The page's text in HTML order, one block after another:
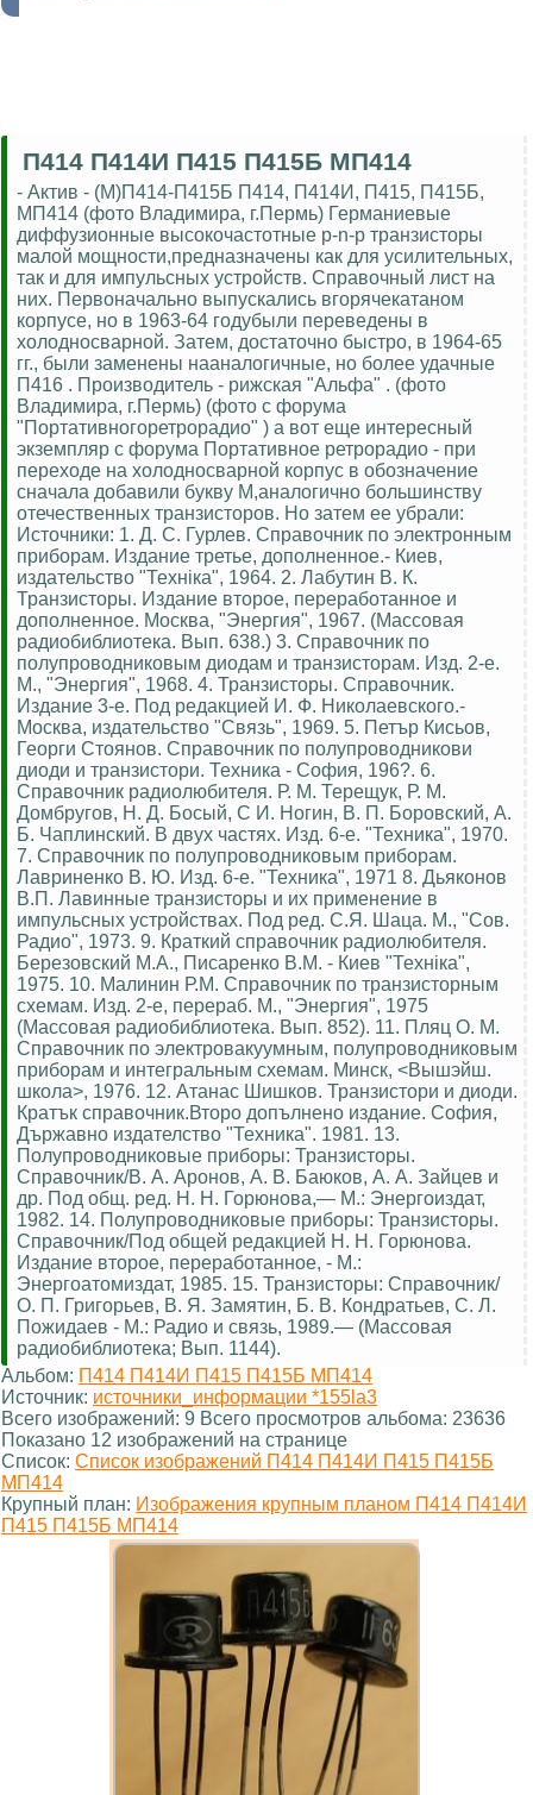
П414 П414И П415 П415Б МП414
- Актив - (М)П414-П415Б П414, П414И, П415, П415Б,
МП414 (фото Владимира, г.Пермь) Германиевые
диффузионные высокочастотные p-n-p транзисторы
малой мощности,предназначены как для усилительных,
так и для импульсных устройств. Справочный лист на
них. Первоначально выпускались вгорячекатаном
корпусе, но в 1963-64 годубыли переведены в
холодносварной. Затем, достаточно быстро, в 1964-65
гг., были заменены нааналогичные, но более удачные
П416 . Производитель - рижская "Альфа" . (фото
Владимира, г.Пермь) (фото с форума
"Портативногоретрорадио" ) а вот еще интересный
экземпляр с форума Портативное ретрорадио - при
переходе на холодносварной корпус в обозначение
сначала добавили букву М,аналогично большинству
отечественных транзисторов. Но затем ее убрали:
Источники: 1. Д. С. Гурлев. Справочник по электронным
приборам. Издание третье, дополненное.- Киев,
издательство "Технiка", 1964. 2. Лабутин В. К.
Транзисторы. Издание второе, переработанное и
дополненное. Москва, "Энергия", 1967. (Массовая
радиобиблиотека. Вып. 638.) 3. Справочник по
полупроводниковым диодам и транзисторам. Изд. 2-е.
М., "Энергия", 1968. 4. Транзисторы. Справочник.
Издание 3-е. Под редакцией И. Ф. Николаевского.-
Москва, издательство "Связь", 1969. 5. Петър Кисьов,
Георги Стоянов. Справочник по полупроводникови
диоди и транзистори. Техника - София, 196?. 6.
Справочник радиолюбителя. Р. М. Терещук, Р. М.
Домбругов, Н. Д. Босый, С И. Ногин, В. П. Боровский, А.
Б. Чаплинский. В двух частях. Изд. 6-е. "Техника", 1970.
7. Справочник по полупроводниковым приборам.
Лавриненко В. Ю. Изд. 6-е. "Техника", 1971 8. Дьяконов
В.П. Лавинные транзисторы и их применение в
импульсных устройствах. Под ред. С.Я. Шаца. М., "Сов.
Радио", 1973. 9. Краткий справочник радиолюбителя.
Березовский М.А., Писаренко В.М. - Киев "Технiка",
1975. 10. Малинин Р.М. Справочник по транзисторным
схемам. Изд. 2-е, перераб. М., "Энергия", 1975
(Массовая радиобиблиотека. Вып. 852). 11. Пляц О. М.
Справочник по электровакуумным, полупроводниковым
приборам и интегральным схемам. Минск, <Вышэйш.
школа>, 1976. 12. Атанас Шишков. Транзистори и диоди.
Кратък справочник.Второ допълнено издание. София,
Държавно издателство "Техника". 1981. 13.
Полупроводниковые приборы: Транзисторы.
Справочник/В. А. Аронов, А. В. Баюков, А. А. Зайцев и
др. Под общ. ред. Н. Н. Горюнова,— М.: Энергоиздат,
1982. 14. Полупроводниковые приборы: Транзисторы.
Справочник/Под общей редакцией Н. Н. Горюнова.
Издание второе, переработанное, - М.:
Энергоатомиздат, 1985. 15. Транзисторы: Справочник/
О. П. Григорьев, В. Я. Замятин, Б. В. Кондратьев, С. Л.
Пожидаев - М.: Радио и связь, 1989.— (Массовая
радиобиблиотека; Вып. 1144).
Альбом: П414 П414И П415 П415Б МП414
Источник: источники_информации *155la3
Всего изображений: 9 Всего просмотров альбома: 23636
Показано 12 изображений на странице
Список: Список изображений П414 П414И П415 П415Б
МП414
Крупный план: Изображения крупным планом П414 П414И
П415 П415Б МП414